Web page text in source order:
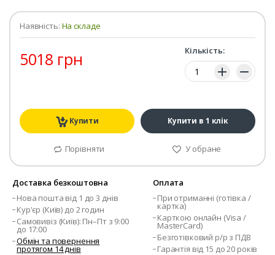
Наявність: На складе
5018 грн Кількість:
Кількість:
Купити Купити в 1 клік
Порівняти У обране
Доставка безкоштовна
Нова пошта від 1 до 3 днів
Кур'єр (Київ) до 2 годин
Самовивіз (Київ): Пн–Пт з 9:00
до 17:00
Обмін та повернення
протягом 14 днів
Оплата
При отриманні (готівка /
картка)
Карткою онлайн (Visa /
MasterCard)
Безготівковий р/р з ПДВ
Гарантія від 15 до 20 років